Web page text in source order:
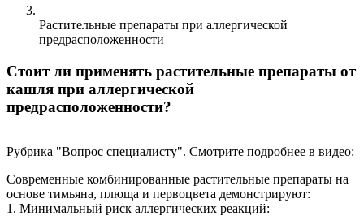
Растительные препараты при аллергической
предрасположенности
Стоит ли применять растительные препараты от
кашля при аллергической
предрасположенности?
Рубрика "Вопрос специалисту". Смотрите подробнее в видео:
Современные комбинированные растительные препараты на
основе тимьяна, плюща и первоцвета демонстрируют:
1. Минимальный риск аллергических реакций: